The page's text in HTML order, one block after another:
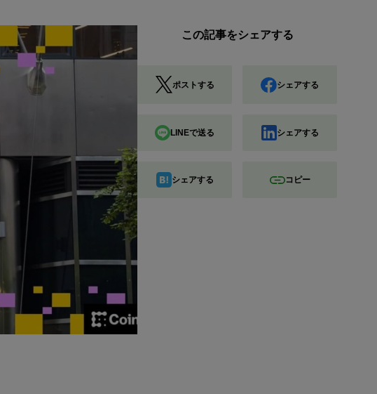
この記事をシェアする
ポストする シェアする
LINEで送る シェアする
シェアする コピー